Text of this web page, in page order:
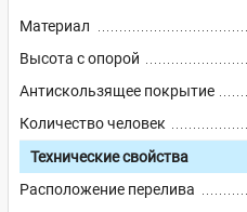
Материал
Высота с опорой
Антискользящее покрытие
Количество человек
Технические свойства
Расположение перелива